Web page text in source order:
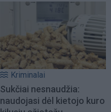
Kriminalai
Sukčiai nesnaudžia:
naudojasi dėl kietojo kuro